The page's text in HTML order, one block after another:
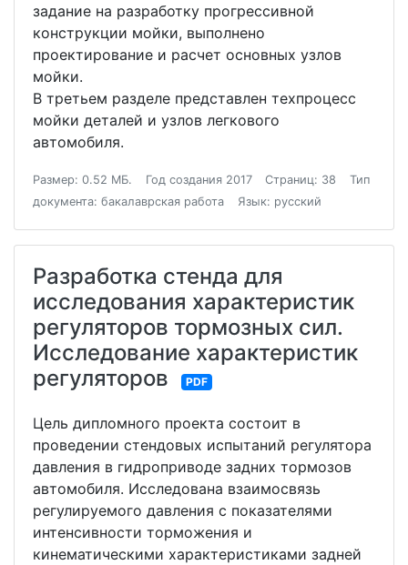
задание на разработку прогрессивной
конструкции мойки, выполнено
проектирование и расчет основных узлов
мойки.
В третьем разделе представлен техпроцесс
мойки деталей и узлов легкового
автомобиля.
Размер: 0.52 МБ. Год создания 2017 Страниц: 38
Тип
документа: бакалаврская работа
Язык: русский
Разработка стенда для
исследования характеристик
регуляторов тормозных сил.
Исследование характеристик
регуляторов
PDF
Цель дипломного проекта состоит в
проведении стендовых испытаний регулятора
давления в гидроприводе задних тормозов
автомобиля. Исследована взаимосвязь
регулируемого давления с показателями
интенсивности торможения и
кинематическими характеристиками задней